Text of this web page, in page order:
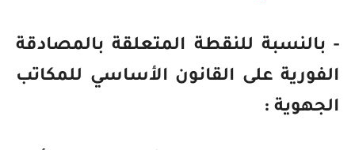
- بالنسبة للنقطة المتعلقة بالمصادقة
الفورية على القانون الأساسي للمكاتب
الجهوية :